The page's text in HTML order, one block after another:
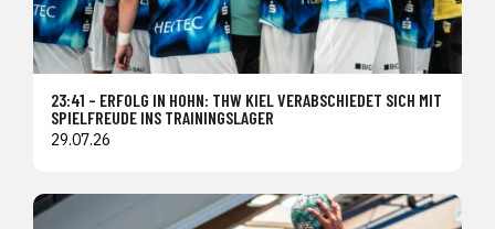
23:41 – ERFOLG IN HOHN: THW KIEL VERABSCHIEDET SICH MIT
SPIELFREUDE INS TRAININGSLAGER
29.07.26